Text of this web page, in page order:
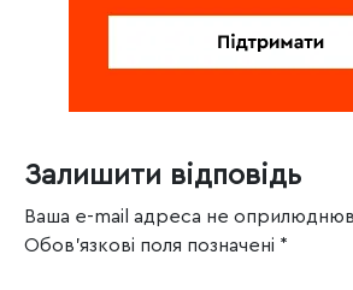
Залишити відповідь
Ваша e-mail адреса не
Обов’язкові поля позначені *